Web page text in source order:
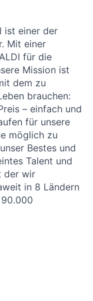
ist einer der
Mit einer
für die
Mission ist
dem zu
brauchen:
– einfach und
für unsere
möglich zu
Bestes und
Talent und
der wir
in 8 Ländern